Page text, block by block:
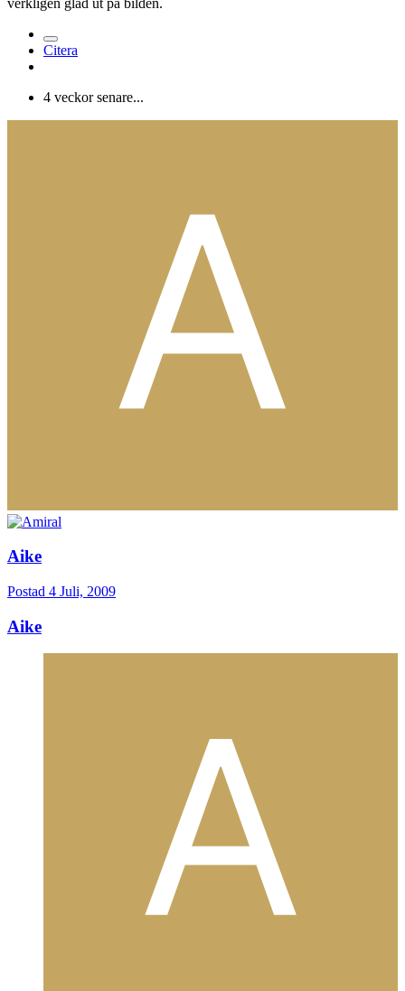
Citera
4 veckor senare...
Aike
Postad 4 Juli, 2009
Aike